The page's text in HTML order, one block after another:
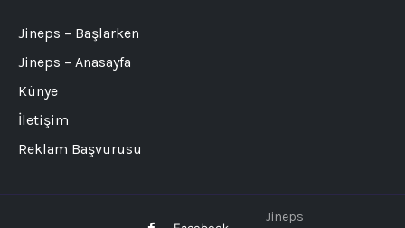
Jineps – Başlarken
Jineps – Anasayfa
Künye
İletişim
Reklam Başvurusu
Jineps